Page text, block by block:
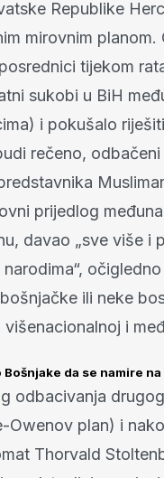
Republike
mirovnim
tijekom
sukobi u BiH
i pokušalo
rečeno,
prijedlog
davao „sve više i
ili neke
i
da se namire
odbacivanja
Owenov plan) i
Thorvald